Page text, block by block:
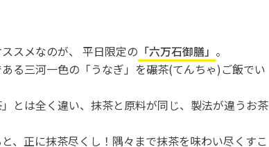
スメなのが、 平日限定の 「六万石御膳」 。
る三河一色の「うなぎ」を碾茶(てんちゃ)ご飯でい
とは全く違い、抹茶と原料が同じ、製法が違うお茶
、正に抹茶尽くし！隅々まで抹茶を味わい尽くすこ